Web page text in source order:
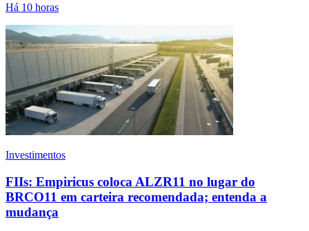
Há 10 horas
Investimentos
FIIs: Empiricus coloca ALZR11 no lugar do
BRCO11 em carteira recomendada; entenda a
mudança